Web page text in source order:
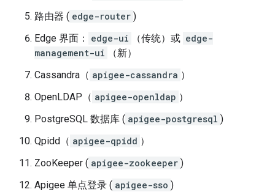
路由器 ( edge-router )
Edge 界面：
edge-ui （传统）或 edge-
management-ui
（新）
Cassandra（ apigee-cassandra ）
OpenLDAP（ apigee-openldap ）
PostgreSQL 数据库 ( apigee-postgresql )
Qpidd（ apigee-qpidd ）
ZooKeeper ( apigee-zookeeper )
Apigee 单点登录 ( apigee-sso )